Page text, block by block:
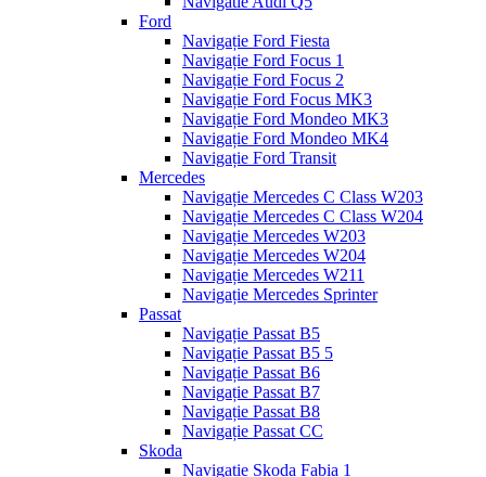
Ford
Navigație Ford Fiesta
Navigație Ford Focus 1
Navigație Ford Focus 2
Navigație Ford Focus MK3
Navigație Ford Mondeo MK3
Navigație Ford Mondeo MK4
Navigație Ford Transit
Mercedes
Navigație Mercedes C Class W203
Navigație Mercedes C Class W204
Navigație Mercedes W203
Navigație Mercedes W204
Navigație Mercedes W211
Navigație Mercedes Sprinter
Passat
Navigație Passat B5
Navigație Passat B5 5
Navigație Passat B6
Navigație Passat B7
Navigație Passat B8
Navigație Passat CC
Skoda
Navigație Skoda Fabia 1